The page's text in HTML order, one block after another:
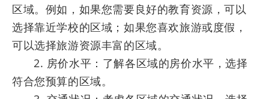
区域。例如，如果您需要良好的教育资源，可以
选择靠近学校的区域；如果您喜欢旅游或度假，
可以选择旅游资源丰富的区域。
2. 房价水平：了解各区域的房价水平，选择
符合您预算的区域。